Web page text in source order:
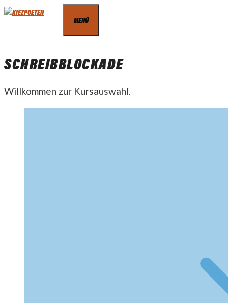
Zum
MENÜ
SCHREIBBLOCKADE
Willkommen zur Kursauswahl.